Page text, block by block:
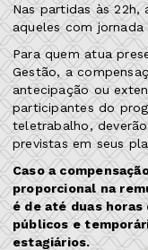
Nas partidas às 22h,
aqueles com jornada
Para quem atua
Gestão, a
antecipação ou
participantes do
teletrabalho,
previstas em seus
Caso a
proporcional na
é de até duas horas
públicos e
estagiários.